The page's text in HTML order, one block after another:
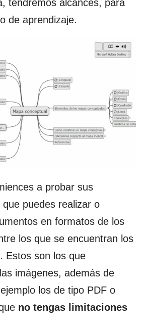
tendremos alcances, para
de aprendizaje.
a probar sus
puedes realizar o
en formatos de los
los que se encuentran los
Estos son los que
imágenes, además de
los de tipo PDF o
no tengas limitaciones